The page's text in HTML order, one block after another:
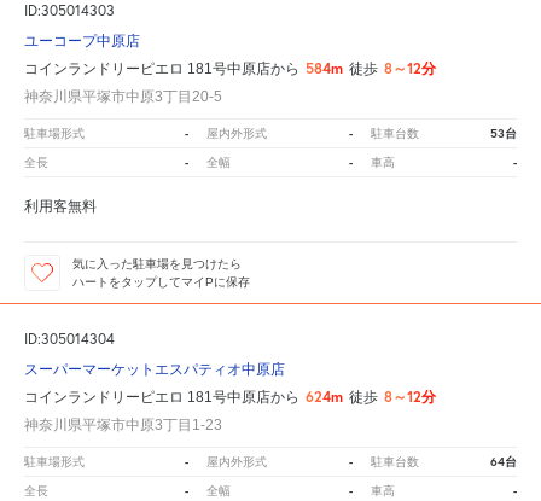
ID:305014303
ユーコープ中原店
コインランドリーピエロ 181号中原店から 584m 徒歩 8～12分
神奈川県平塚市中原3丁目20-5
駐車場形式 - 屋内外形式 - 駐車台数 53台
全長 - 全幅 - 車高 -
利用客無料
気に入った駐車場を見つけたら
ハートをタップしてマイPに保存
ID:305014304
スーパーマーケットエスパティオ中原店
コインランドリーピエロ 181号中原店から 624m 徒歩 8～12分
神奈川県平塚市中原3丁目1-23
駐車場形式 - 屋内外形式 - 駐車台数 64台
全長 - 全幅 - 車高 -